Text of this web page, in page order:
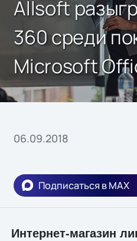
Allsoft
360 среди
Microsoft
06.09.2018
Подписаться в MAX
Интернет-магазин